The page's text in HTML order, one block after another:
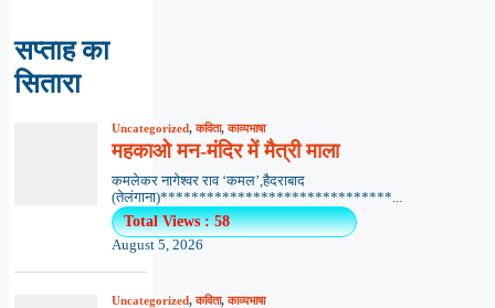
सप्ताह का
सितारा
Uncategorized,कविता,काव्यभाषा
महकाओ मन-मंदिर में मैत्री माला
कमलेकर नागेश्वर राव ‘कमल’,हैदराबाद
(तेलंगाना)******************************...
Total Views : 58
August 5, 2026
Uncategorized,कविता,काव्यभाषा